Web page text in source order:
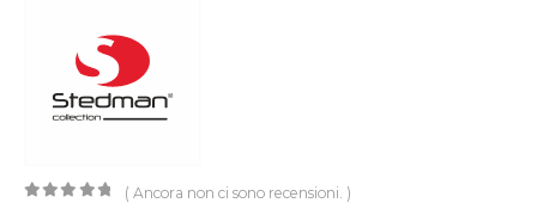
( Ancora non ci sono recensioni. )